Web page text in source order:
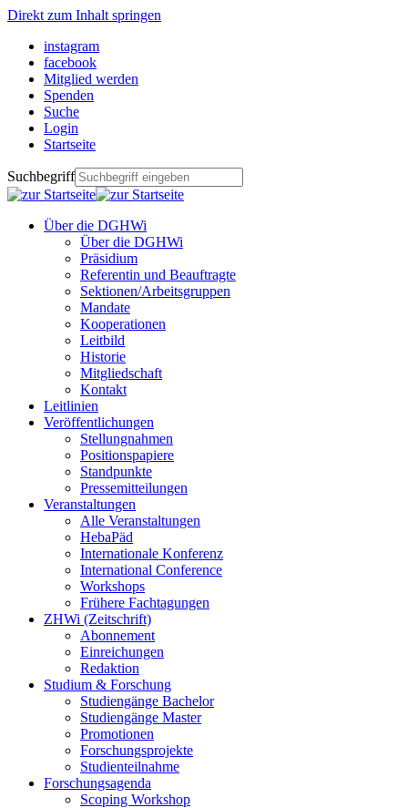
Direkt zum Inhalt springen
instagram
facebook
Mitglied werden
Spenden
Suche
Login
Startseite
Suchbegriff
Über die DGHWi
Über die DGHWi
Präsidium
Referentin und Beauftragte
Sektionen/Arbeitsgruppen
Mandate
Kooperationen
Leitbild
Historie
Mitgliedschaft
Kontakt
Leitlinien
Veröffentlichungen
Stellungnahmen
Positionspapiere
Standpunkte
Pressemitteilungen
Veranstaltungen
Alle Veranstaltungen
HebaPäd
Internationale Konferenz
International Conference
Workshops
Frühere Fachtagungen
ZHWi (Zeitschrift)
Abonnement
Einreichungen
Redaktion
Studium & Forschung
Studiengänge Bachelor
Studiengänge Master
Promotionen
Forschungsprojekte
Studienteilnahme
Forschungsagenda
Scoping Workshop